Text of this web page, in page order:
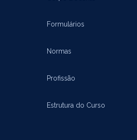
Formulários
Normas
Profissão
Estrutura do Curso